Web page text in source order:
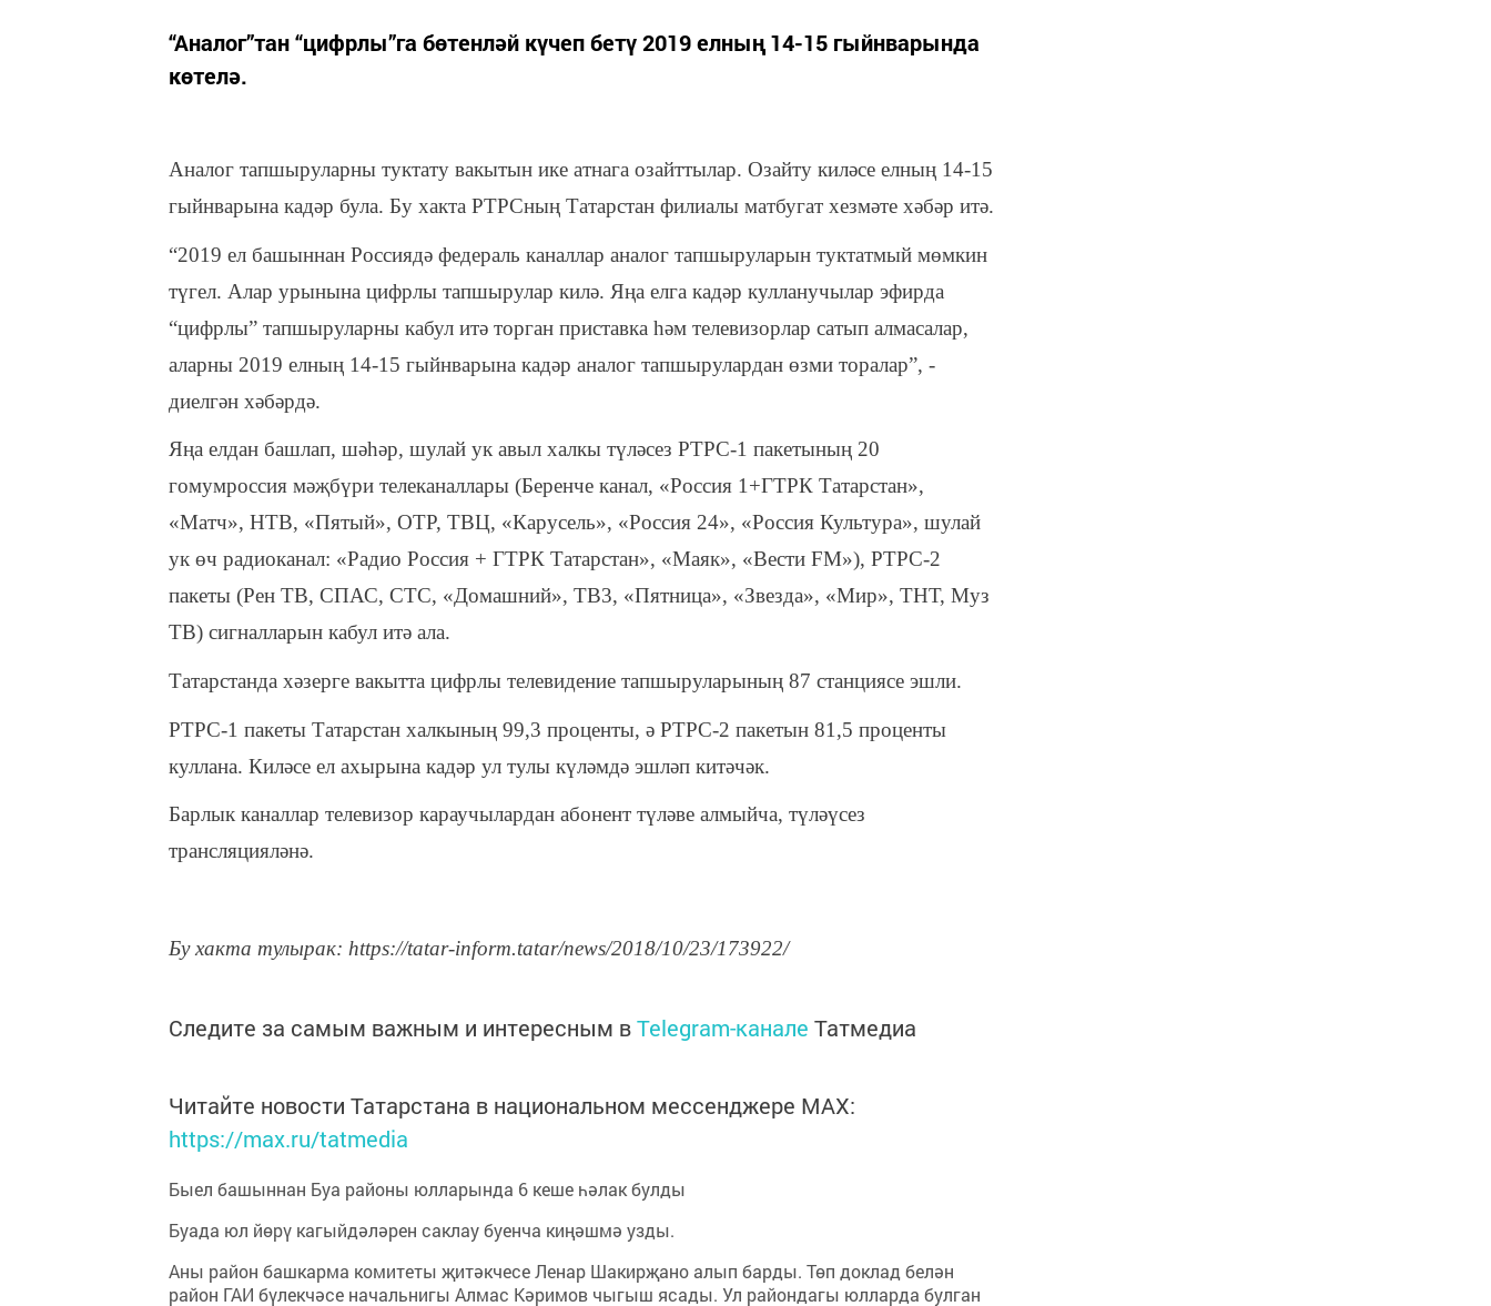
“Аналог”тан “цифрлы”га бөтенләй күчеп бетү 2019 елның 14-15 гыйнварында
көтелә.
Аналог тапшыруларны туктату вакытын ике атнага озайттылар. Озайту киләсе елның 14-15
гыйнварына кадәр була. Бу хакта РТРСның Татарстан филиалы матбугат хезмәте хәбәр итә.
“2019 ел башыннан Россиядә федераль каналлар аналог тапшыруларын туктатмый мөмкин
түгел. Алар урынына цифрлы тапшырулар килә. Яңа елга кадәр кулланучылар эфирда
“цифрлы” тапшыруларны кабул итә торган приставка һәм телевизорлар сатып алмасалар,
аларны 2019 елның 14-15 гыйнварына кадәр аналог тапшырулардан өзми торалар”, -
диелгән хәбәрдә.
Яңа елдан башлап, шәһәр, шулай ук авыл халкы түләсез РТРС-1 пакетының 20
гомумроссия мәҗбүри телеканаллары (Беренче канал, «Россия 1+ГТРК Татарстан»,
«Матч», НТВ, «Пятый», ОТР, ТВЦ, «Карусель», «Россия 24», «Россия Культура», шулай
ук өч радиоканал: «Радио Россия + ГТРК Татарстан», «Маяк», «Вести FM»), РТРС-2
пакеты (Рен ТВ, СПАС, СТС, «Домашний», ТВ3, «Пятница», «Звезда», «Мир», ТНТ, Муз
ТВ) сигналларын кабул итә ала.
Татарстанда хәзерге вакытта цифрлы телевидение тапшыруларының 87 станциясе эшли.
РТРС-1 пакеты Татарстан халкының 99,3 проценты, ә РТРС-2 пакетын 81,5 проценты
куллана. Киләсе ел ахырына кадәр ул тулы күләмдә эшләп китәчәк.
Барлык каналлар телевизор караучылардан абонент түләве алмыйча, түләүсез
трансляцияләнә.
Бу хакта тулырак: https://tatar-inform.tatar/news/2018/10/23/173922/
Следите за самым важным и интересным вTelegram-канале Татмедиа
Читайте новости Татарстана в национальном мессенджере MАХ:
https://max.ru/tatmedia
Быел башыннан Буа районы юлларында 6 кеше һәлак булды
Буада юл йөрү кагыйдәләрен саклау буенча киңәшмә узды.
Аны район башкарма комитеты җитәкчесе Ленар Шакирҗано алып барды. Төп доклад белән
район ГАИ бүлекчәсе начальнигы Алмас Кәримов чыгыш ясады. Ул райондагы юлларда булган